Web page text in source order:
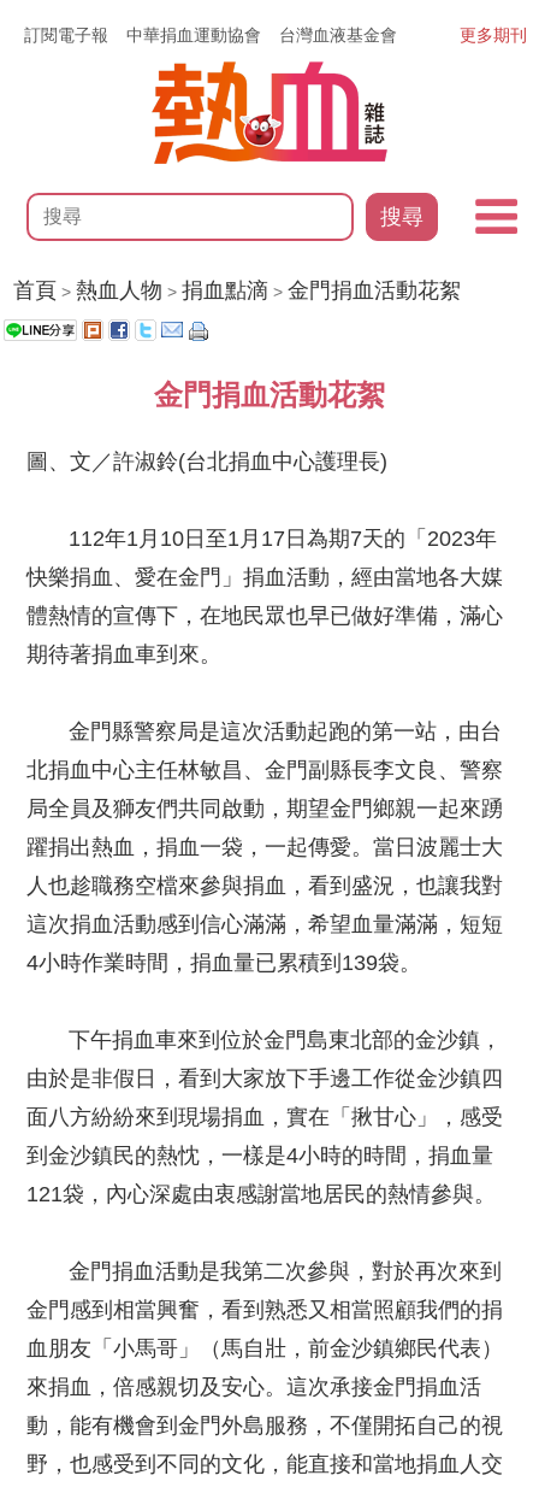
訂閱電子報 中華捐血運動協會 台灣血液基金會
搜尋
更多期刊
首頁 >熱血人物 >捐血點滴 >金門捐血活動花絮
金門捐血活動花絮
圖、文／許淑鈴(台北捐血中心護理長)
112年1月10日至1月17日為期7天的「2023年
快樂捐血、愛在金門」捐血活動，經由當地各大媒
體熱情的宣傳下，在地民眾也早已做好準備，滿心
期待著捐血車到來。
金門縣警察局是這次活動起跑的第一站，由台
北捐血中心主任林敏昌、金門副縣長李文良、警察
局全員及獅友們共同啟動，期望金門鄉親一起來踴
躍捐出熱血，捐血一袋，一起傳愛。當日波麗士大
人也趁職務空檔來參與捐血，看到盛況，也讓我對
這次捐血活動感到信心滿滿，希望血量滿滿，短短
4小時作業時間，捐血量已累積到139袋。
下午捐血車來到位於金門島東北部的金沙鎮，
由於是非假日，看到大家放下手邊工作從金沙鎮四
面八方紛紛來到現場捐血，實在「揪甘心」，感受
到金沙鎮民的熱忱，一樣是4小時的時間，捐血量
121袋，內心深處由衷感謝當地居民的熱情參與。
金門捐血活動是我第二次參與，對於再次來到
金門感到相當興奮，看到熟悉又相當照顧我們的捐
血朋友「小馬哥」（馬自壯，前金沙鎮鄉民代表）
來捐血，倍感親切及安心。這次承接金門捐血活
動，能有機會到金門外島服務，不僅開拓自己的視
野，也感受到不同的文化，能直接和當地捐血人交